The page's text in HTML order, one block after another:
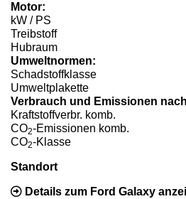
Motor:
kW / PS
Treibstoff
Hubraum
Umweltnormen:
Schadstoffklasse
Umweltplakette
Verbrauch und Emissionen
Kraftstoffverbr. komb.
CO2-Emissionen komb.
CO2-Klasse
Standort
Details zum Ford Galaxy